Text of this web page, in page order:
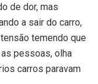
de dor, mas
a sair do carro,
temendo que
pessoas, olha
carros paravam